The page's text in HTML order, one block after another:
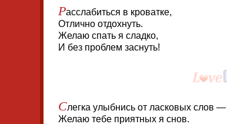
Расслабиться в кроватке,
Отлично отдохнуть.
Желаю спать я сладко,
И без проблем заснуть!
Слегка улыбнись от ласковых слов —
Желаю тебе приятных я снов.